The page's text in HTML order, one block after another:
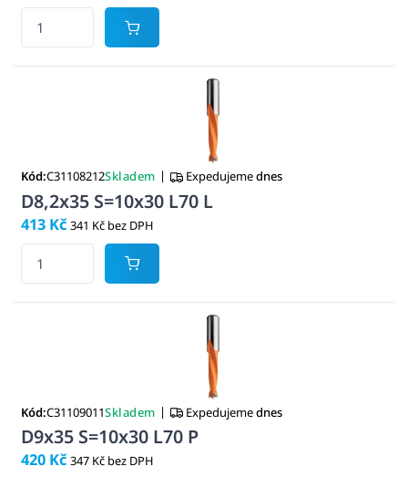
Kód:C31108212Skladem | Expedujemednes
D8,2x35 S=10x30 L70 L
413 Kč 341 Kč bez DPH
Kód:C31109011Skladem | Expedujemednes
D9x35 S=10x30 L70 P
420 Kč 347 Kč bez DPH